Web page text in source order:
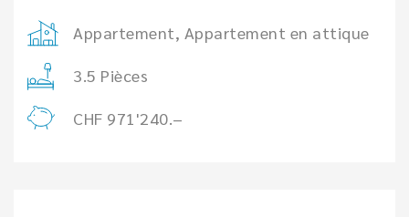
Appartement, Appartement en attique
3.5 Pièces
CHF 971'240.–